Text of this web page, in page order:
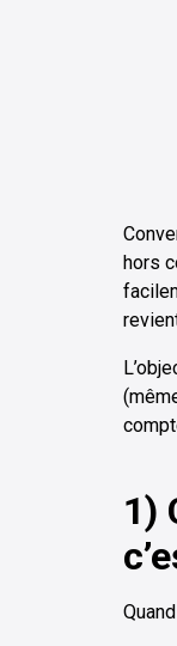
hors
1)